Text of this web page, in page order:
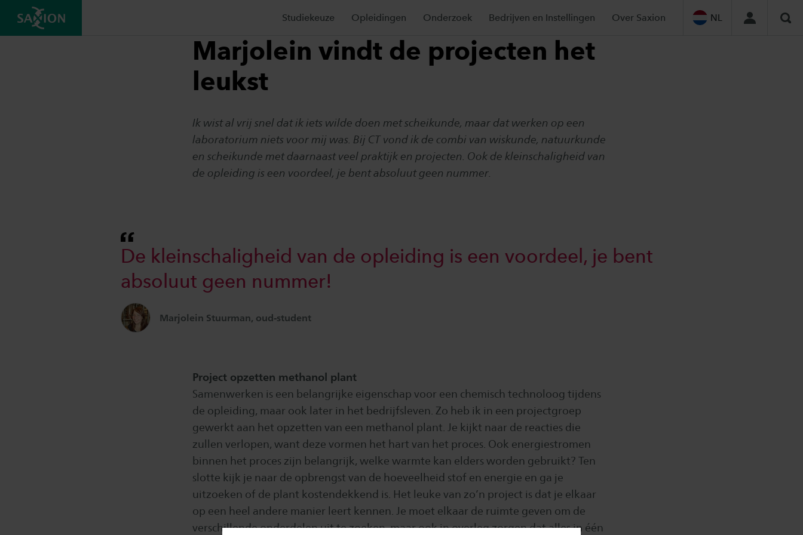
Studiekeuze Opleidingen Onderzoek Bedrijven en Instellingen Over Saxion NL
Marjolein vindt de projecten het
leukst
Ik wist al vrij snel dat ik iets wilde doen met scheikunde, maar dat werken op een
laboratorium niets voor mij was. Bij CT vond ik de combi van wiskunde, natuurkunde
en scheikunde met daarnaast veel praktijk en projecten. Ook de kleinschaligheid van
de opleiding is een voordeel, je bent absoluut geen nummer.
De kleinschaligheid van de opleiding is een voordeel, je bent
absoluut geen nummer!
Marjolein Stuurman, oud-student
Project opzetten methanol plant
Samenwerken is een belangrijke eigenschap voor een chemisch technoloog tijdens
de opleiding, maar ook later in het bedrijfsleven. Zo heb ik in een projectgroep
gewerkt aan het opzetten van een methanol plant. Je kijkt naar de reacties die
zullen verlopen, want deze vormen het hart van het proces. Ook energiestromen
binnen het proces zijn belangrijk, welke warmte kan elders worden gebruikt? Ten
slotte kijk je naar de opbrengst van de hoeveelheid stof en energie en ga je
uitzoeken of de plant kostendekkend is. Het leuke van zo’n project is dat je elkaar
op een heel andere manier leert kennen. Je moet elkaar de ruimte geven om de
verschillende onderdelen uit te zoeken, maar ook in overleg zorgen dat alles in één